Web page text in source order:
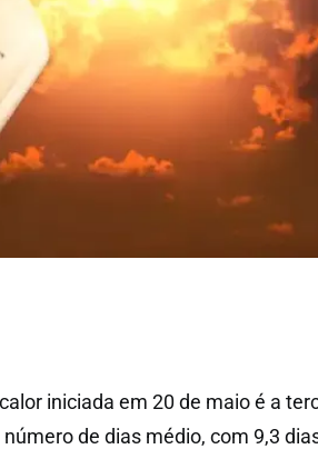
iniciada em 20 de maio é a
de dias médio, com 9,3